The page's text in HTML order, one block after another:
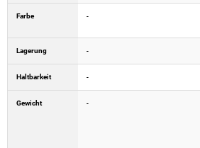
Farbe -
Lagerung -
Haltbarkeit -
Gewicht -